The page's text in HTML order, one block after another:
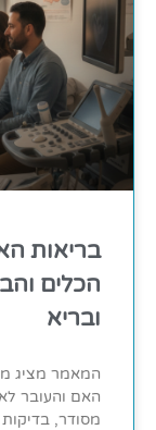
בריאות
הכלים
ובריא
המאמר מציג
האם והעובר
מסודר, בדיקות